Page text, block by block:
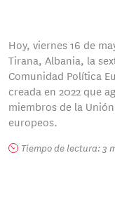
Hoy, viernes 16 de
Tirana, Albania, la
Comunidad Política
creada en 2022 que
miembros de la
europeos.
Tiempo de lectura: 3